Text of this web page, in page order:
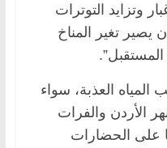
وتزايد التوترات
تغير المناخ
العذبة، سواء
الأردن والفرات
على الحضارات